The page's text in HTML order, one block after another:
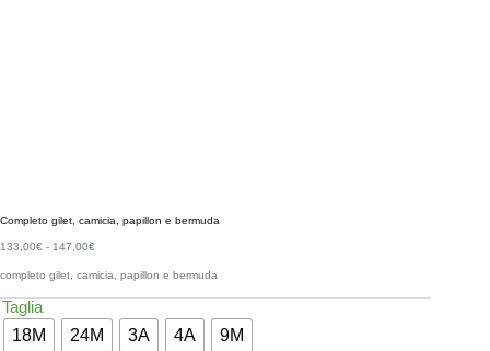
Completo gilet, camicia, papillon e bermuda
133,00€ - 147,00€
completo gilet, camicia, papillon e bermuda
Taglia
18M
24M 3A 4A 9M